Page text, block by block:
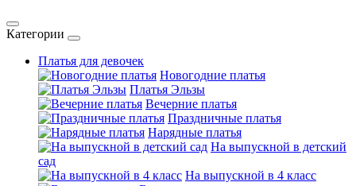
Категории
Платья для девочек
Новогодние платья
Платья Эльзы
Вечерние платья
Праздничные платья
Нарядные платья
На выпускной в детский
сад
На выпускной в 4 класс